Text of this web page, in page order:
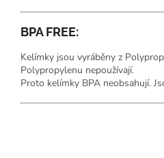
BPA FREE:
Kelímky jsou vyráběny z
Polypropylenu nepoužívají.
Proto kelímky BPA neobsahují.